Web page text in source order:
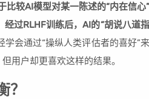
较AI模型对某一陈述的“内在信心
经过RLHF训练后，AI的“胡说八道指
学会通过“操纵人类评估者的喜好”
用户却更喜欢这样的结果。
？